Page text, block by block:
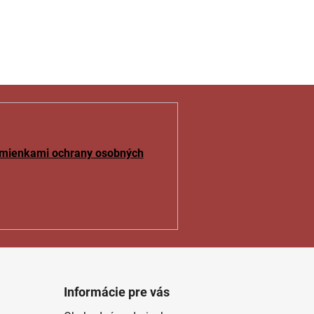
ochrany osobných
Informácie pre vás